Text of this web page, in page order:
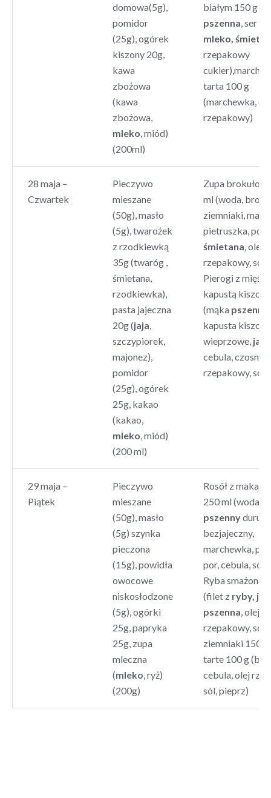
domowa(5g),
pomidor
(25g), ogórek
kiszony 20g,
kawa
zbożowa
(kawa
zbożowa,
mleko, miód)
(200ml)
białym 150 g
pszenna, ser
mleko,
rzepakowy
tarta 100 g
(marchewka,
rzepakowy)
28 maja –
Czwartek
Pieczywo
mieszane
(50g), masło
(5g), twarożek
z rzodkiewką
35g (twaróg ,
śmietana,
rzodkiewka),
pasta jajeczna
20g (jaja,
szczypiorek,
majonez),
pomidor
(25g), ogórek
25g, kakao
(kakao,
mleko, miód)
(200 ml)
Zupa
ml (woda,
ziemniaki,
pietruszka, por,
śmietana, olej
rzepakowy, sól,
Pierogi z
kapustą
(mąka pszenna
kapusta
wieprzowe, jaja
cebula,
rzepakowy, sól,
29 maja –
Piątek
Pieczywo
mieszane
(50g), masło
(5g) szynka
pieczona
(15g), powidła
owocowe
niskosłodzone
(5g), ogórki
25g, papryka
25g, zupa
mleczna
(mleko, ryż)
(200g)
Rosół z
250 ml (woda,
pszennydurum
bezjajeczny,
marchewka,
por, cebula, sól,
Ryba smażona
(filet z ryby,
pszenna, olej
rzepakowy, sól ),
ziemniaki 150
tarte 100 g
cebula, olej
sól, pieprz)